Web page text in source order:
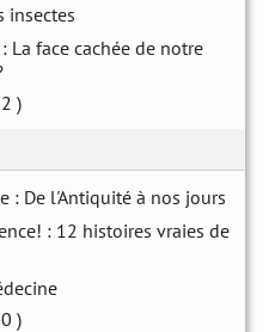
insectes
face cachée de notre
)
: De l'Antiquité à nos jours
: 12 histoires vraies de
)